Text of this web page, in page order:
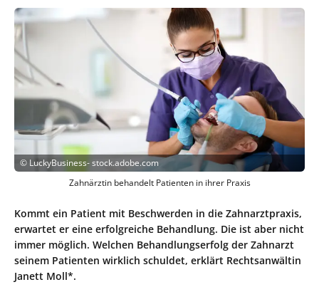
© LuckyBusiness- stock.adobe.com
Zahnärztin behandelt Patienten in ihrer Praxis
Kommt ein Patient mit Beschwerden in die Zahnarztpraxis,
erwartet er eine erfolgreiche Behandlung. Die ist aber nicht
immer möglich. Welchen Behandlungserfolg der Zahnarzt
seinem Patienten wirklich schuldet, erklärt Rechtsanwältin
Janett Moll*.